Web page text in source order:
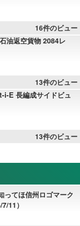
16件のビュー
油返空貨物 2084レ
13件のビュー
i-E 長編成サイドビュ
13件のビュー
てほ信州ロゴマーク
11）